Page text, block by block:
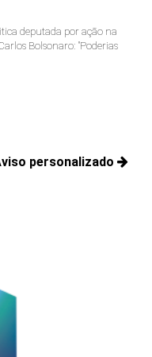
deputada por ação na
Bolsonaro: "Poderias
personalizado